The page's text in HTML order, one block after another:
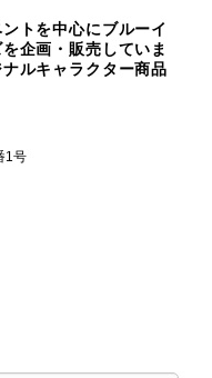
トを中心にブルーイ
企画・販売していま
ルキャラクター商品
1号